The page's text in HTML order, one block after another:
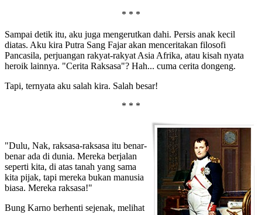
* * *
Sampai detik itu, aku juga mengerutkan dahi. Persis anak kecil
diatas. Aku kira Putra Sang Fajar akan menceritakan filosofi
Pancasila, perjuangan rakyat-rakyat Asia Afrika, atau kisah nyata
heroik lainnya. "Cerita Raksasa"? Hah... cuma cerita dongeng.
Tapi, ternyata aku salah kira. Salah besar!
* * *
"Dulu, Nak, raksasa-raksasa itu benar-
benar ada di dunia. Mereka berjalan
seperti kita, di atas tanah yang sama
kita pijak, tapi mereka bukan manusia
biasa. Mereka raksasa!"
Bung Karno berhenti sejenak, melihat